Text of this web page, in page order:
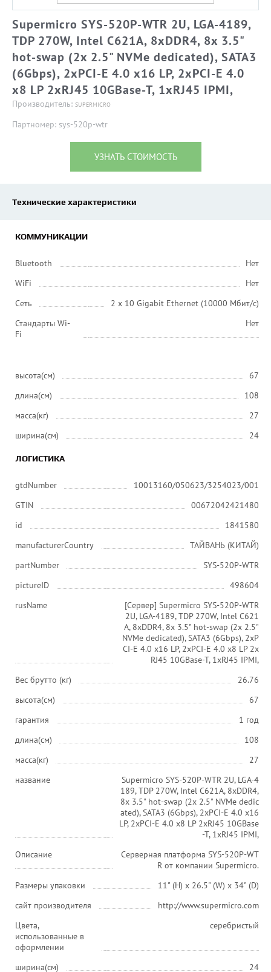
Supermicro SYS-520P-WTR 2U, LGA-4189,
TDP 270W, Intel C621A, 8xDDR4, 8x 3.5"
hot-swap (2x 2.5" NVMe dedicated), SATA3
(6Gbps), 2xPCI-E 4.0 x16 LP, 2xPCI-E 4.0
x8 LP 2xRJ45 10GBase-T, 1xRJ45 IPMI,
Производитель: SUPERMICRO
Партномер: sys-520p-wtr
УЗНАТЬ СТОИМОСТЬ
Технические характеристики
КОММУНИКАЦИИ
Bluetooth
Нет
WiFi
Нет
Сеть
2 x 10 Gigabit Ethernet (10000 Мбит/с)
Стандарты Wi-
Fi
Нет
высота(см)
67
длина(см)
108
масса(кг)
27
ширина(см)
24
ЛОГИСТИКА
gtdNumber
10013160/050623/3254023/001
GTIN
00672042421480
id
1841580
manufacturerCountry
ТАЙВАНЬ (КИТАЙ)
partNumber
SYS-520P-WTR
pictureID
498604
rusName
[Сервер] Supermicro SYS-520P-WTR
2U, LGA-4189, TDP 270W, Intel C621
A, 8xDDR4, 8x 3.5" hot-swap (2x 2.5"
NVMe dedicated), SATA3 (6Gbps), 2xP
CI-E 4.0 x16 LP, 2xPCI-E 4.0 x8 LP 2x
RJ45 10GBase-T, 1xRJ45 IPMI,
Вес брутто (кг)
26.76
высота(см)
67
гарантия
1 год
длина(см)
108
масса(кг)
27
название
Supermicro SYS-520P-WTR 2U, LGA-4
189, TDP 270W, Intel C621A, 8xDDR4,
8x 3.5" hot-swap (2x 2.5" NVMe dedic
ated), SATA3 (6Gbps), 2xPCI-E 4.0 x16
LP, 2xPCI-E 4.0 x8 LP 2xRJ45 10GBase
-T, 1xRJ45 IPMI,
Описание
Серверная платформа SYS-520P-WT
R от компании Supermicro.
Размеры упаковки
11" (H) x 26.5" (W) x 34" (D)
сайт производителя
http://www.supermicro.com
Цвета,
использованные в
оформлении
серебристый
ширина(см) 24